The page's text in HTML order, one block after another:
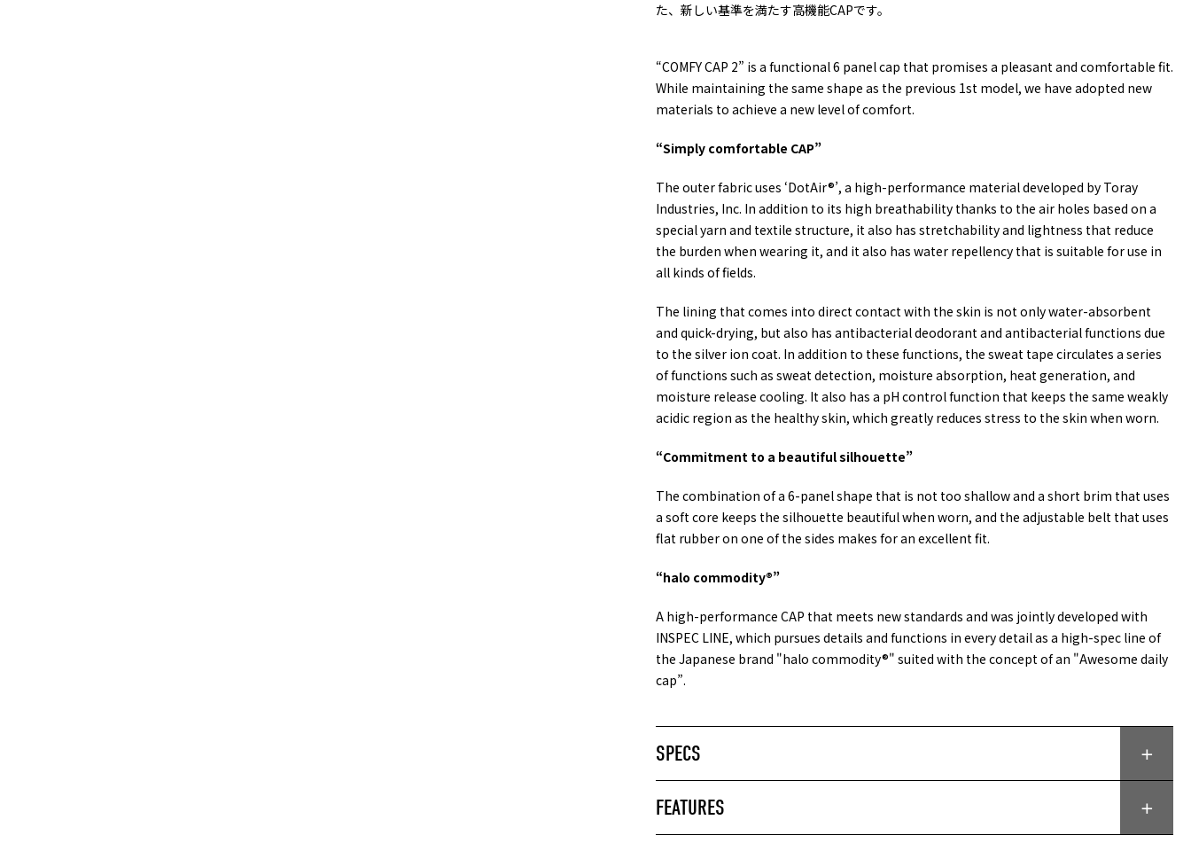
ニュース
ブランドストーリー
STORY
ジャーナル
ショッピングガイド
FAQ｜よくある質問
新規会員登録
ショッピングカート
た、新しい基準を満たす高機能CAPです。
“COMFY CAP 2” is a functional 6 panel cap that promises a pleasant and comfortable fit.
While maintaining the same shape as the previous 1st model, we have adopted new
materials to achieve a new level of comfort.
“Simply comfortable CAP”
The outer fabric uses ‘DotAir®’, a high-performance material developed by Toray
Industries, Inc. In addition to its high breathability thanks to the air holes based on a
special yarn and textile structure, it also has stretchability and lightness that reduce
the burden when wearing it, and it also has water repellency that is suitable for use in
all kinds of fields.
The lining that comes into direct contact with the skin is not only water-absorbent
and quick-drying, but also has antibacterial deodorant and antibacterial functions due
to the silver ion coat. In addition to these functions, the sweat tape circulates a series
of functions such as sweat detection, moisture absorption, heat generation, and
moisture release cooling. It also has a pH control function that keeps the same weakly
acidic region as the healthy skin, which greatly reduces stress to the skin when worn.
“Commitment to a beautiful silhouette”
The combination of a 6-panel shape that is not too shallow and a short brim that uses
a soft core keeps the silhouette beautiful when worn, and the adjustable belt that uses
flat rubber on one of the sides makes for an excellent fit.
“halo commodity®”
A high-performance CAP that meets new standards and was jointly developed with
INSPEC LINE, which pursues details and functions in every detail as a high-spec line of
the Japanese brand "halo commodity®" suited with the concept of an "Awesome daily
cap”.
SPECS
FEATURES